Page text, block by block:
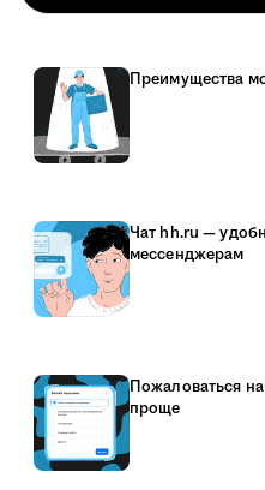
Преимущества
Чат hh.ru —
мессенджерам
Пожаловаться
проще